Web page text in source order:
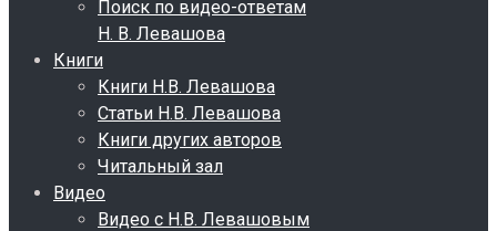
Поиск по видео-ответам
Н. В. Левашова
Книги
Книги Н.В. Левашова
Статьи Н.В. Левашова
Книги других авторов
Читальный зал
Видео
Видео с Н.В. Левашовым